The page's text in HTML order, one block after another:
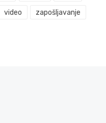
video zapošljavanje